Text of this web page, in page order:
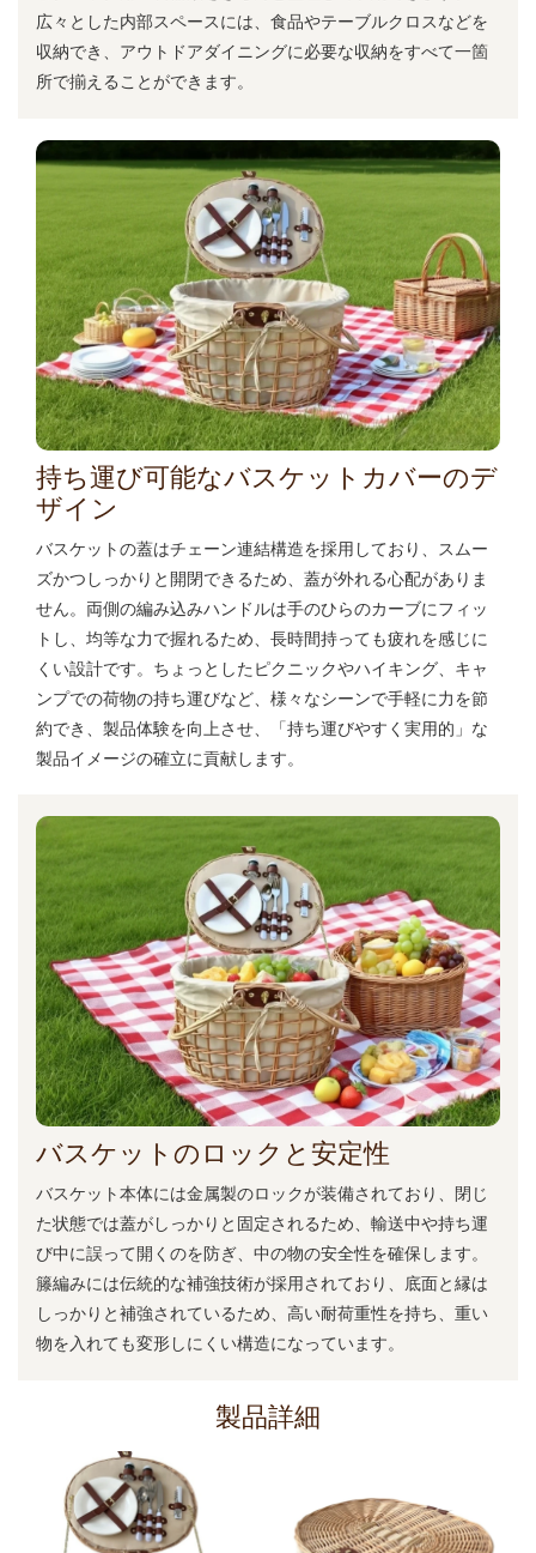
広々とした内部スペースには、食品やテーブルクロスなどを
収納でき、アウトドアダイニングに必要な収納をすべて一箇
所で揃えることができます。
持ち運び可能なバスケットカバーのデ
ザイン
バスケットの蓋はチェーン連結構造を採用しており、スムー
ズかつしっかりと開閉できるため、蓋が外れる心配がありま
せん。両側の編み込みハンドルは手のひらのカーブにフィッ
トし、均等な力で握れるため、長時間持っても疲れを感じに
くい設計です。ちょっとしたピクニックやハイキング、キャ
ンプでの荷物の持ち運びなど、様々なシーンで手軽に力を節
約でき、製品体験を向上させ、「持ち運びやすく実用的」な
製品イメージの確立に貢献します。
バスケットのロックと安定性
バスケット本体には金属製のロックが装備されており、閉じ
た状態では蓋がしっかりと固定されるため、輸送中や持ち運
び中に誤って開くのを防ぎ、中の物の安全性を確保します。
籐編みには伝統的な補強技術が採用されており、底面と縁は
しっかりと補強されているため、高い耐荷重性を持ち、重い
物を入れても変形しにくい構造になっています。
製品詳細